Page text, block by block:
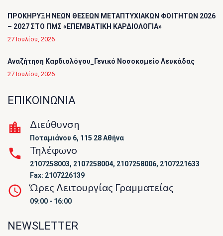
ΠΡΟΚΗΡΥΞΗ ΝΕΩΝ ΘΕΣΕΩΝ ΜΕΤΑΠΤΥΧΙΑΚΩΝ ΦΟΙΤΗΤΩΝ 2026
– 2027 ΣΤΟ ΠΜΣ «ΕΠΕΜΒΑΤΙΚΗ ΚΑΡΔΙΟΛΟΓΙΑ»
27 Ιουλίου, 2026
Αναζήτηση Καρδιολόγου_Γενικό Νοσοκομείο Λευκάδας
27 Ιουλίου, 2026
ΕΠΙΚΟΙΝΩΝΙΑ
Διεύθυνση
Ποταμιάνου 6, 115 28 Αθήνα
Τηλέφωνο
2107258003, 2107258004, 2107258006, 2107221633
Fax: 2107226139
Ώρες Λειτουργίας Γραμματείας
09:00 - 16:00
NEWSLETTER